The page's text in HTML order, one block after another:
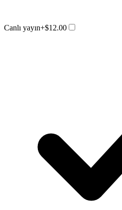
Canlı yayın+$12.00